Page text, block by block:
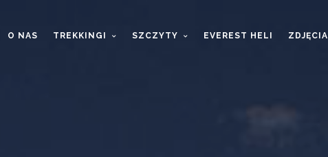
O NAS TREKKINGI SZCZYTY EVEREST HELI ZDJĘCIA